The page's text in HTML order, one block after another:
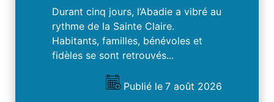
Durant cinq jours, l’Abadie a vibré au
rythme de la Sainte Claire.
Habitants, familles, bénévoles et
fidèles se sont retrouvés...
Publié le 7 août 2026